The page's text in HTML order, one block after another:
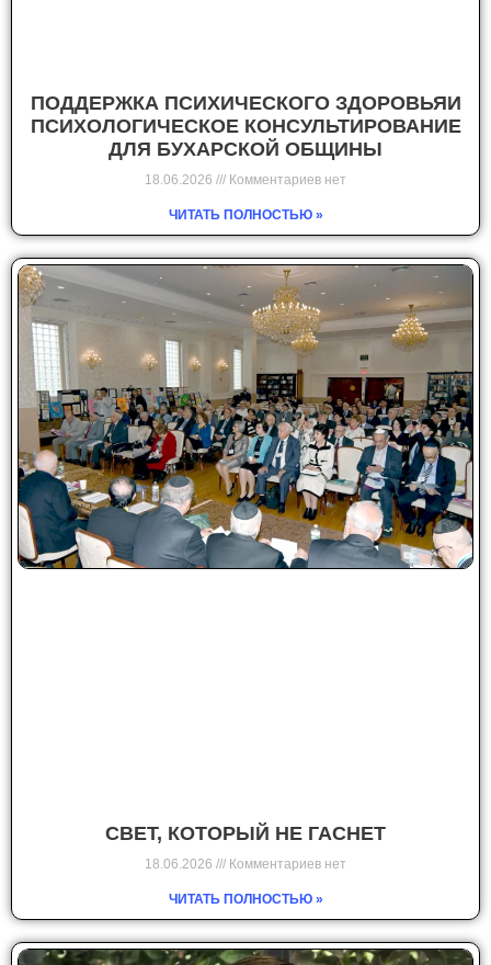
ПОДДЕРЖКА ПСИХИЧЕСКОГО ЗДОРОВЬЯИ
ПСИХОЛОГИЧЕСКОЕ КОНСУЛЬТИРОВАНИЕ
ДЛЯ БУХАРСКОЙ ОБЩИНЫ
18.06.2026 Комментариев нет
ЧИТАТЬ ПОЛНОСТЬЮ »
СВЕТ, КОТОРЫЙ НЕ ГАСНЕТ
18.06.2026 Комментариев нет
ЧИТАТЬ ПОЛНОСТЬЮ »